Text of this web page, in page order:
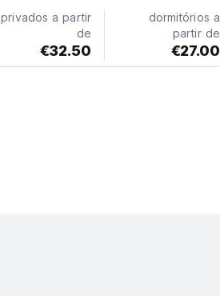
privados a partir
de
€32.50
dormitórios a
partir de
€27.00